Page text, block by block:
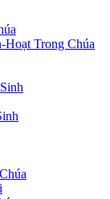
Trong Chúa